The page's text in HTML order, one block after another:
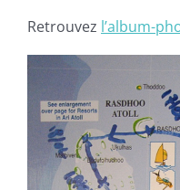
Retrouvez l’album-